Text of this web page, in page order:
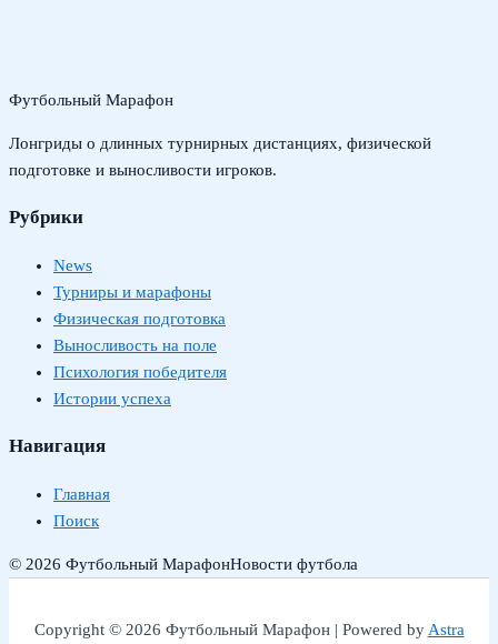
Футбольный Марафон
Лонгриды о длинных турнирных дистанциях, физической
подготовке и выносливости игроков.
Рубрики
News
Турниры и марафоны
Физическая подготовка
Выносливость на поле
Психология победителя
Истории успеха
Навигация
Главная
Поиск
© 2026 Футбольный МарафонНовости футбола
Copyright © 2026 Футбольный Марафон | Powered byAstra